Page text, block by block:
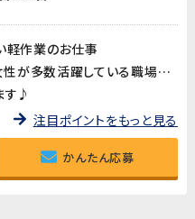
軽作業のお仕事
女性比率9割以上!20～30代女性が多数活躍している職場です♪
す♪
注目ポイントをもっと見る
かんたん応募